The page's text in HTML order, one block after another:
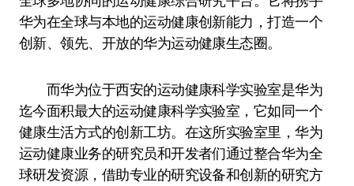
华为在全球与本地的运动健康创新能力，打造一个
创新、领先、开放的华为运动健康生态圈。
而华为位于西安的运动健康科学实验室是华为
迄今面积最大的运动健康科学实验室，它如同一个
健康生活方式的创新工坊。在这所实验室里，华为
运动健康业务的研究员和开发者们通过整合华为全
球研发资源，借助专业的研究设备和创新的研究方